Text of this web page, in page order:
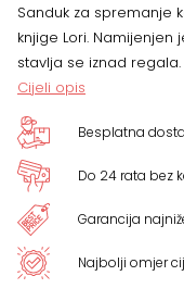
Sanduk za spremanje
knjige Lori.
stavlja se iznad regala.
Cijeli opis
Besplatna
Do 24 rata bez
Garancija
Najbolji omjer